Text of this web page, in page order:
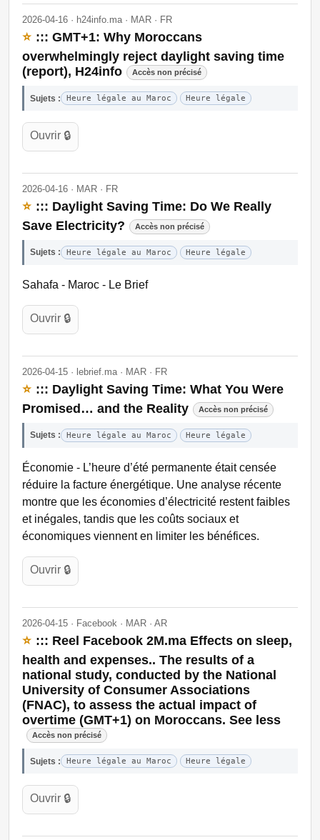
2026-04-16 · h24info.ma · MAR · FR
⭐ ::: GMT+1: Why Moroccans
overwhelmingly reject daylight saving time
(report), H24info
Accès non précisé
Sujets : Heure légale au Maroc Heure légale
Ouvrir 🔒
2026-04-16 · MAR · FR
⭐ ::: Daylight Saving Time: Do We Really
Save Electricity?
Accès non précisé
Sujets : Heure légale au Maroc Heure légale
Sahafa - Maroc - Le Brief
Ouvrir 🔒
2026-04-15 · lebrief.ma · MAR · FR
⭐ ::: Daylight Saving Time: What You Were
Promised… and the Reality
Accès non précisé
Sujets : Heure légale au Maroc Heure légale
Économie - L’heure d’été permanente était censée
réduire la facture énergétique. Une analyse récente
montre que les économies d’électricité restent faibles
et inégales, tandis que les coûts sociaux et
économiques viennent en limiter les bénéfices.
Ouvrir 🔒
2026-04-15 · Facebook · MAR · AR
⭐ ::: Reel Facebook 2M.ma Effects on sleep,
health and expenses.. The results of a
national study, conducted by the National
University of Consumer Associations
(FNAC), to assess the actual impact of
overtime (GMT+1) on Moroccans. See less
Accès non précisé
Sujets : Heure légale au Maroc Heure légale
Ouvrir 🔒